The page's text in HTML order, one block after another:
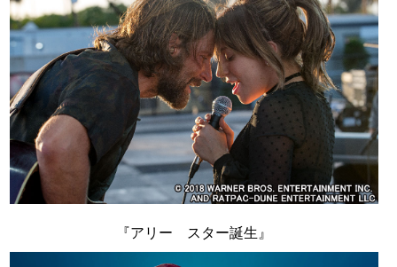
『アリー スター誕生』